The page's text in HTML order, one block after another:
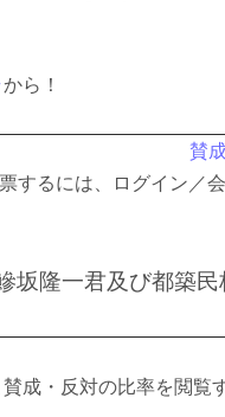
から！
賛
するには、ログイン／
坂隆一君及び都築
成・反対の比率を閲覧